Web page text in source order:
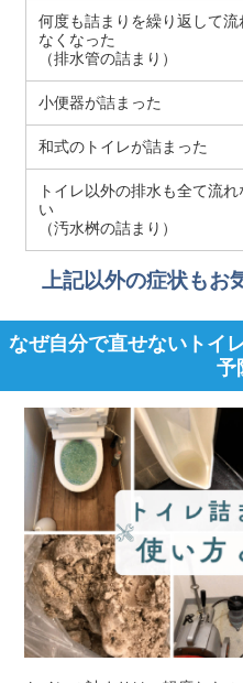
何度も詰まりを繰り返して流
なくなった
（排水管の詰まり）
小便器が詰まった
和式のトイレが詰まった
トイレ以外の排水も全て流れ
い
（汚水桝の詰まり）
上記以外の症状もお
なぜ自分で直せないトイ
予